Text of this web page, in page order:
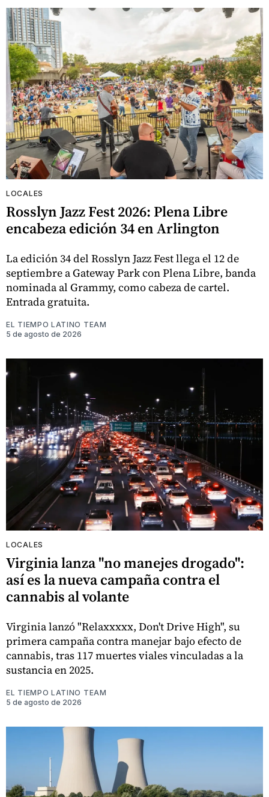
LOCALES
Rosslyn Jazz Fest 2026: Plena Libre
encabeza edición 34 en Arlington
La edición 34 del Rosslyn Jazz Fest llega el 12 de
septiembre a Gateway Park con Plena Libre, banda
nominada al Grammy, como cabeza de cartel.
Entrada gratuita.
EL TIEMPO LATINO TEAM
5 de agosto de 2026
LOCALES
Virginia lanza "no manejes drogado":
así es la nueva campaña contra el
cannabis al volante
Virginia lanzó "Relaxxxxx, Don't Drive High", su
primera campaña contra manejar bajo efecto de
cannabis, tras 117 muertes viales vinculadas a la
sustancia en 2025.
EL TIEMPO LATINO TEAM
5 de agosto de 2026